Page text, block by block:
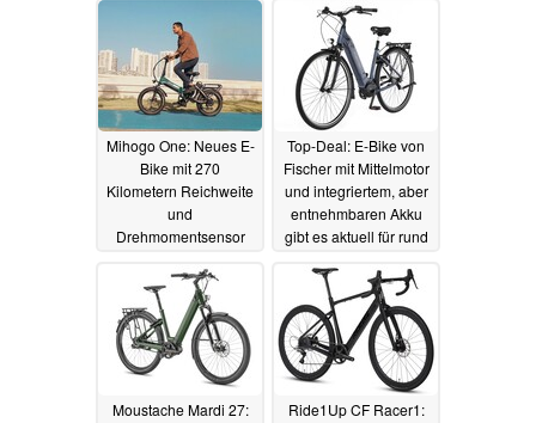
Mihogo One: Neues E-
Bike mit 270
Kilometern Reichweite
und
Drehmomentsensor
und Navigation
15.12.2023
Top-Deal: E-Bike von
Fischer mit Mittelmotor
und integriertem, aber
entnehmbaren Akku
gibt es aktuell für rund
Moustache Mardi 27:
Ride1Up CF Racer1: